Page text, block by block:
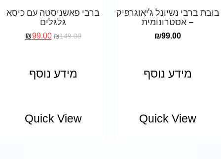
בובת ברבי נשיונל ג'יאוגרפיק
– אסטרונומית
₪99.00
מידע נוסף
Quick View
ברבי פאשניסטה עם כיסא
גלגלים
₪149.00
₪99.00
מידע נוסף
Quick View